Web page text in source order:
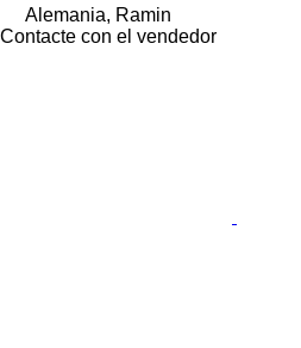
Alemania, Ramin
Contacte con el vendedor